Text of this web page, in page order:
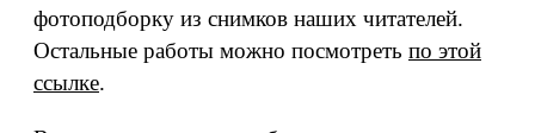
фотоподборку из снимков наших читателей.
Остальные работы можно посмотреть по этой
ссылке.